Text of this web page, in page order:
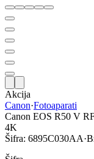
Akcija
Canon·Fotoaparati
Canon EOS R50 V
4K
Šifra: 6895C030AA·